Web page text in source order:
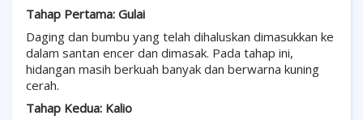
Tahap Pertama: Gulai
Daging dan bumbu yang telah dihaluskan dimasukkan ke
dalam santan encer dan dimasak. Pada tahap ini,
hidangan masih berkuah banyak dan berwarna kuning
cerah.
Tahap Kedua: Kalio